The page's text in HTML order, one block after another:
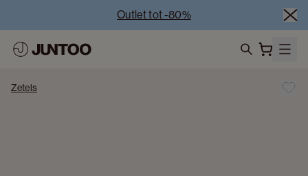
Outlet tot -80%
Zetels